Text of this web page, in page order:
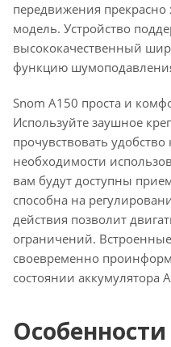
передвижения
модель. Устройство
высококачественный
функцию
Snom A150 проста и
Используйте заушное
прочувствовать
необходимости
вам будут доступны
способна на
действия позволит
ограничений.
своевременно
состоянии аккумулятора
Особенности